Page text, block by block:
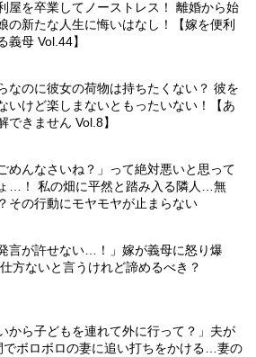
屋を卒業してノーストレス！ 離婚から始
の新たな人生に悔いはなし！【嫁を便利
義母 Vol.44】
なのに彼女の荷物は持ちたくない？ 彼を
いけど楽しまないともったいない！【あ
できません Vol.8】
めんなさいね？」って絶対悪いと思って
…！ 私の畑に平然と踏み入る隣人…無
その行動にモヤモヤが止まらない
言が許せない…！」嫁が義母に怒り爆
方ないと言うけれど諦めるべき？
から子どもを連れて外に行って？」夫が
でボロボロの妻に追い打ちをかける…妻の